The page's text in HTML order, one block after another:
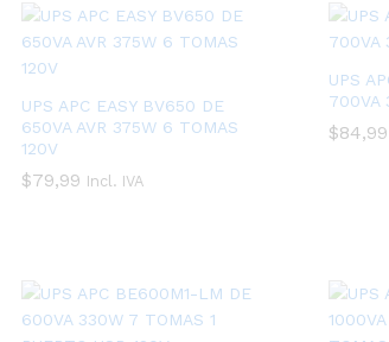
UPS APC EASY BV650 DE
650VA AVR 375W 6 TOMAS
120V
$79,99 Incl. IVA
$79,99
UPS
700VA
$84,99
$84,99